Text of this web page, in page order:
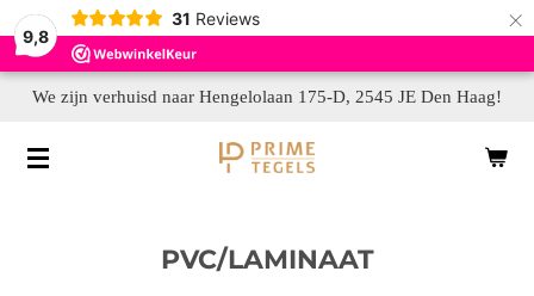
9,8
31 Reviews ×
We zijn verhuisd naar Hengelolaan 175-D, 2545 JE Den Haag!
PVC/LAMINAAT